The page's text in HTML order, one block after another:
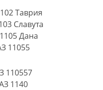
Таврия
Славута
Дана
11055
110557
1140